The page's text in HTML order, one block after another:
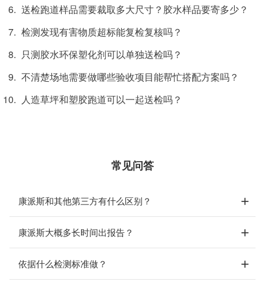
送检跑道样品需要裁取多大尺寸？胶水样品要寄多少？
检测发现有害物质超标能复检复核吗？
只测胶水环保塑化剂可以单独送检吗？
不清楚场地需要做哪些验收项目能帮忙搭配方案吗？
人造草坪和塑胶跑道可以一起送检吗？
常见问答
康派斯和其他第三方有什么区别？
康派斯大概多长时间出报告？
依据什么检测标准做？